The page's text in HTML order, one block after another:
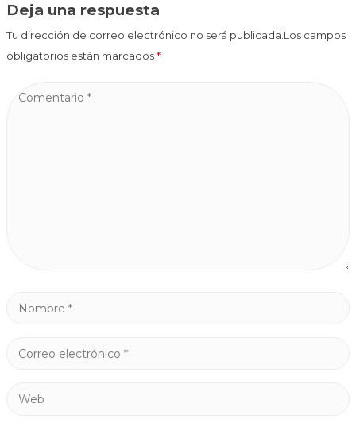
Deja una respuesta
Tu dirección de correo electrónico no será publicada.Los campos
obligatorios están marcados*